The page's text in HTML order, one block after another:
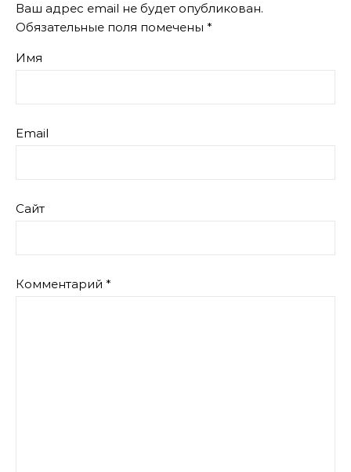
Ваш адрес email не будет опубликован.
Обязательные поля помечены *
Имя
Email
Сайт
Комментарий *